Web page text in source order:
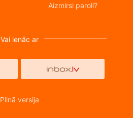
Aizmirsi paroli?
Vai ienāc ar
Pilnā versija